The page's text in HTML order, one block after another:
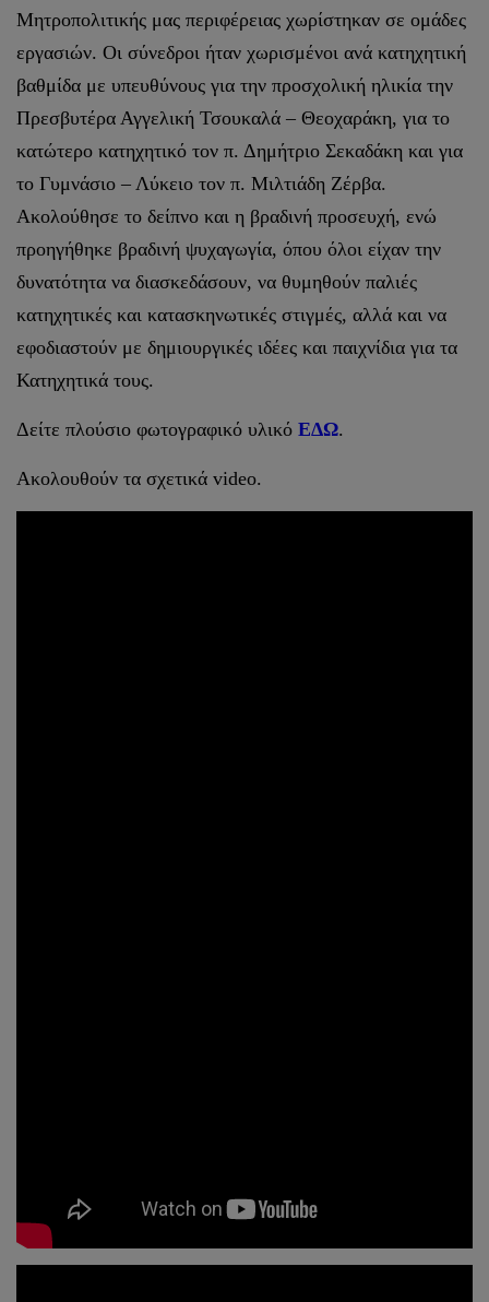
Μητροπολιτικής μας περιφέρειας χωρίστηκαν σε ομάδες
εργασιών. Οι σύνεδροι ήταν χωρισμένοι ανά κατηχητική
βαθμίδα με υπευθύνους για την προσχολική ηλικία την
Πρεσβυτέρα Αγγελική Τσουκαλά – Θεοχαράκη, για το
κατώτερο κατηχητικό τον π. Δημήτριο Σεκαδάκη και για
το Γυμνάσιο – Λύκειο τον π. Μιλτιάδη Ζέρβα.
Ακολούθησε το δείπνο και η βραδινή προσευχή, ενώ
προηγήθηκε βραδινή ψυχαγωγία, όπου όλοι είχαν την
δυνατότητα να διασκεδάσουν, να θυμηθούν παλιές
κατηχητικές και κατασκηνωτικές στιγμές, αλλά και να
εφοδιαστούν με δημιουργικές ιδέες και παιχνίδια για τα
Κατηχητικά τους.
Δείτε πλούσιο φωτογραφικό υλικό ΕΔΩ.
Ακολουθούν τα σχετικά video.